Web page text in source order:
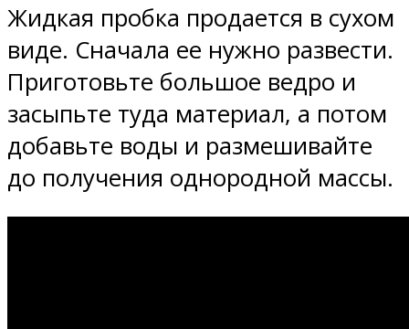
Жидкая пробка продается в сухом
виде. Сначала ее нужно развести.
Приготовьте большое ведро и
засыпьте туда материал, а потом
добавьте воды и размешивайте
до получения однородной массы.